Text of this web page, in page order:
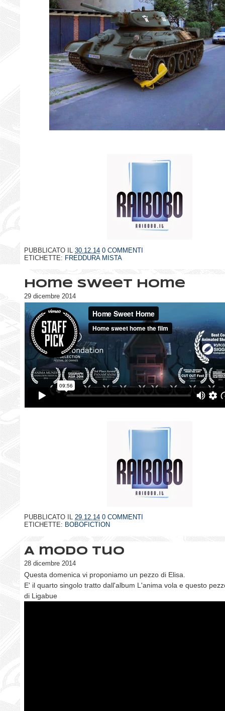
PUBBLICATO IL 30.12.14 0 COMMENTI
ETICHETTE: FREDDURA MISTA
Home sweet home
29 dicembre 2014
PUBBLICATO IL 29.12.14 0 COMMENTI
ETICHETTE: BOBOFICTION
A modo tuo
28 dicembre 2014
Questa domenica vi proponiamo un pezzo di Elisa.
E' il quarto singolo tratto dall'album L'anima vola e questo
di Ligabue